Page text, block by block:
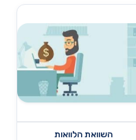
השוואת הלוואות